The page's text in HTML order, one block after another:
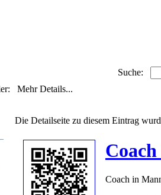
Suche:
Mehr Details...
Die Detailseite zu diesem Eintrag
Coach in